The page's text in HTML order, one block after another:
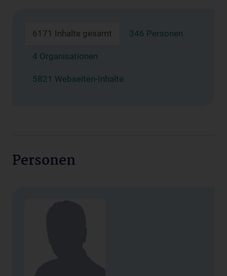
6171 Inhalte gesamt 346 Personen
4 Organisationen
5821 Webseiten-Inhalte
Personen